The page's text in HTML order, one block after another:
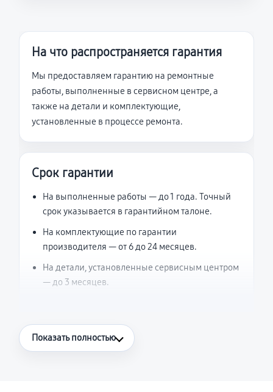
На что распространяется гарантия
Мы предоставляем гарантию на ремонтные
работы, выполненные в сервисном центре, а
также на детали и комплектующие,
установленные в процессе ремонта.
Срок гарантии
На выполненные работы — до 1 года. Точный
срок указывается в гарантийном талоне.
На комплектующие по гарантии
производителя — от 6 до 24 месяцев.
На детали, установленные сервисным центром
— до 3 месяцев.
Что считается гарантийным случаем
Показать полностью